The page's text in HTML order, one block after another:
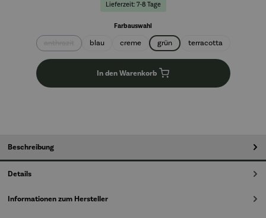
Lieferzeit: 7-8 Tage
Farbauswahl
(Diese Option ist zurzeit nicht verfügbar.)
blau creme grün terracotta
In den Warenkorb
Beschreibung
Details
Informationen zum Hersteller